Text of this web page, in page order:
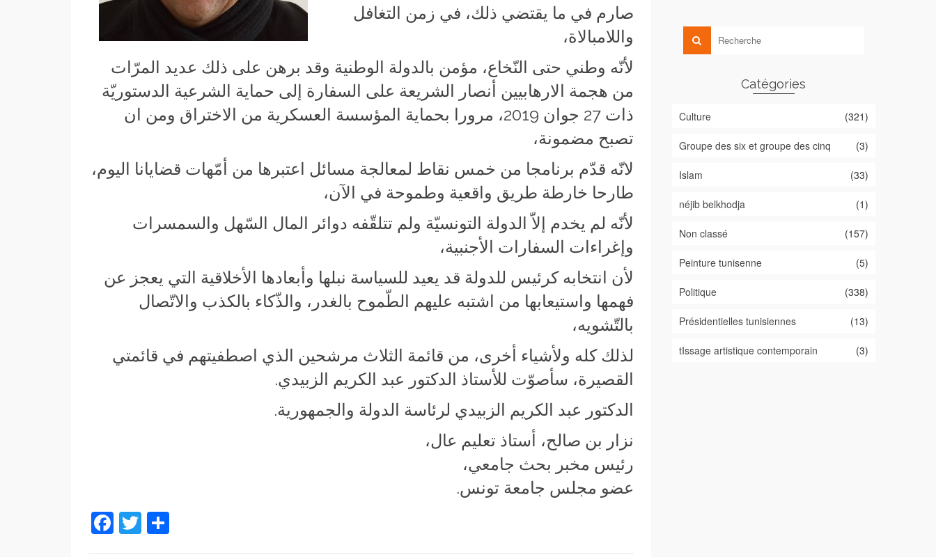
صارم في ما يقتضي ذلك، في زمن التغافل
واللامبالاة،
لأنّه وطني حتى النّخاع، مؤمن بالدولة الوطنية وقد برهن على ذلك عديد المرّات
من هجمة الارهابيين أنصار الشريعة على السفارة إلى حماية الشرعية الدستوريّة
ذات 27 جوان 2019، مرورا بحماية المؤسسة العسكرية من الاختراق ومن ان
تصبح مضمونة،
لانّه قدّم برنامجا من خمس نقاط لمعالجة مسائل اعتبرها من أمّهات قضايانا اليوم،
طارحا خارطة طريق واقعية وطموحة في الآن،
لأنّه لم يخدم إلاّ الدولة التونسيّة ولم تتلقّفه دوائر المال السّهل والسمسرات
وإغراءات السفارات الأجنبية،
لأن انتخابه كرئيس للدولة قد يعيد للسياسة نبلها وأبعادها الأخلاقية التي يعجز عن
فهمها واستيعابها من اشتبه عليهم الطّموح بالغدر، والذّكاء بالكذب والاتّصال
بالتّشويه،
لذلك كله ولأشياء أخرى، من قائمة الثلاث مرشحين الذي اصطفيتهم في قائمتي
القصيرة، سأصوّت للأستاذ الدكتور عبد الكريم الزبيدي.
الدكتور عبد الكريم الزبيدي لرئاسة الدولة والجمهورية.
نزار بن صالح، أستاذ تعليم عال،
رئيس مخبر بحث جامعي،
عضو مجلس جامعة تونس.
Facebook
Twitter
Catégories
Culture (321)
Groupe des six et groupe des cinq (3)
Islam (33)
néjib belkhodja (1)
Non classé (157)
Peinture tunisenne (5)
Politique (338)
Présidentielles tunisiennes (13)
tIssage artistique contemporain (3)